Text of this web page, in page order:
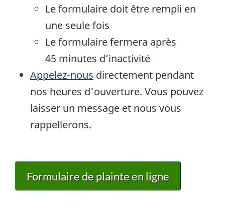
Le formulaire doit être rempli en
une seule fois
Le formulaire fermera après
45 minutes d’inactivité
Appelez-nous directement pendant
nos heures d'ouverture. Vous pouvez
laisser un message et nous vous
rappellerons.
Formulaire de plainte en ligne